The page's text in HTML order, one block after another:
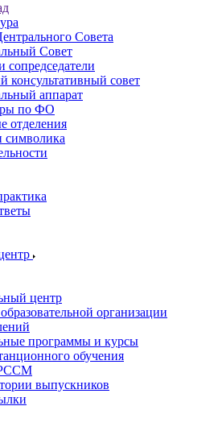
Совета
Совет
сопредседатели
консультативный совет
аппарат
по ФО
отделения
символика
центр
организации
программы и курсы
обучения
РССМ
выпускников